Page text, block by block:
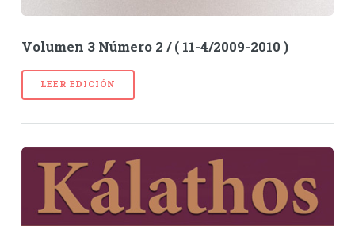
Volumen 3 Número 2 / ( 11-4/2009-2010 )
LEER EDICIÓN